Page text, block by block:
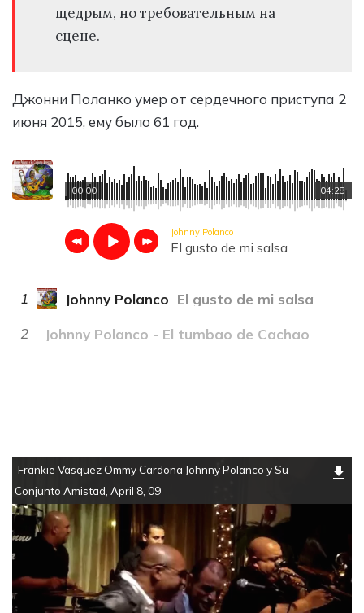
щедрым, но требовательным на
сцене.
Джонни Поланко умер от сердечного приступа 2
июня 2015, ему было 61 год.
04:28
00:00
Johnny Polanco
El gusto de mi salsa
1 Johnny Polanco El gusto de mi salsa
2
Johnny Polanco - El tumbao de Cachao
Frankie Vasquez Ommy Cardona Johnny Polanco y Su
Conjunto Amistad, April 8, 09